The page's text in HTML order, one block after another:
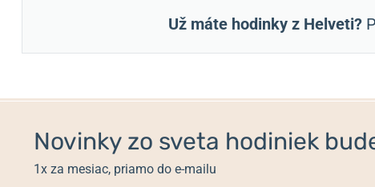
Už máte hodinky z Helveti?
Novinky zo sveta hodiniek
1x za mesiac, priamo do e-mailu